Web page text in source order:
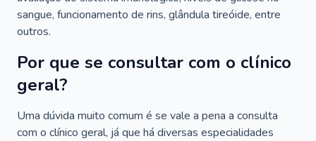
sangue, funcionamento de rins, glândula tireóide, entre
outros.
Por que se consultar com o clínico
geral?
Uma dúvida muito comum é se vale a pena a consulta
com o clínico geral, já que há diversas especialidades